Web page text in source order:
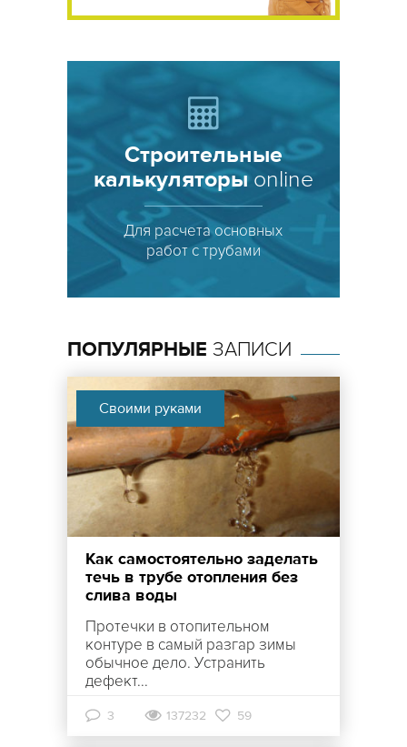
Строительные
калькуляторы online
ПОПУЛЯРНЫЕ ЗАПИСИ
Своими руками
Как самостоятельно заделать
течь в трубе отопления без
слива воды
Протечки в отопительном
контуре в самый разгар зимы
обычное дело. Устранить
дефект...
3 137232 59